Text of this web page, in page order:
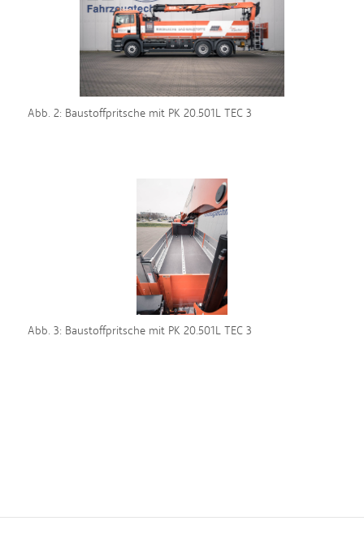
Abb. 2: Baustoffpritsche mit PK 20.501L TEC 3
Abb. 3: Baustoffpritsche mit PK 20.501L TEC 3